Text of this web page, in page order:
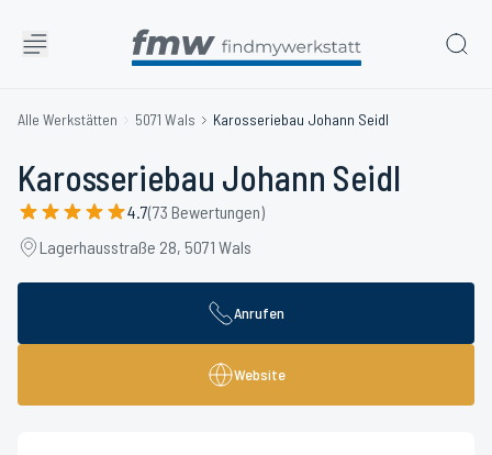
Alle Werkstätten 5071 Wals Karosseriebau Johann Seidl
Karosseriebau Johann Seidl
4.7(73 Bewertungen)
Lagerhausstraße 28, 5071 Wals
Anrufen
Website